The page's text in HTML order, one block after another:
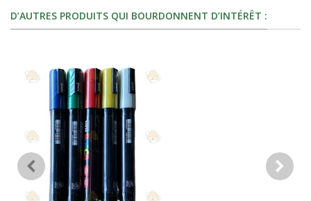
D’AUTRES PRODUITS QUI BOURDONNENT D’INTÉRÊT :